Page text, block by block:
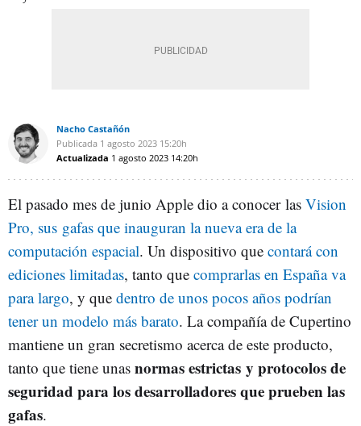
Nacho Castañón
Publicada 1 agosto 2023 15:20h
Actualizada 1 agosto 2023 14:20h
El pasado mes de junio Apple dio a conocer las Vision
Pro, sus gafas que inauguran la nueva era de la
computación espacial. Un dispositivo que contará con
ediciones limitadas, tanto que comprarlas en España va
para largo, y que dentro de unos pocos años podrían
tener un modelo más barato. La compañía de Cupertino
mantiene un gran secretismo acerca de este producto,
tanto que tiene unas normas estrictas y protocolos de
seguridad para los desarrolladores que prueben las
gafas.